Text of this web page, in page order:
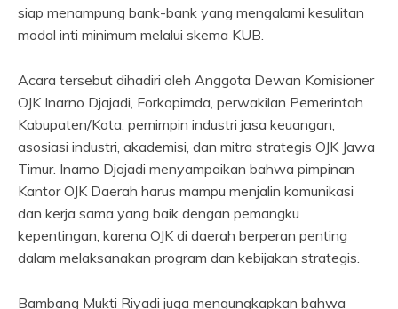
siap menampung bank-bank yang mengalami kesulitan
modal inti minimum melalui skema KUB.
Acara tersebut dihadiri oleh Anggota Dewan Komisioner
OJK Inarno Djajadi, Forkopimda, perwakilan Pemerintah
Kabupaten/Kota, pemimpin industri jasa keuangan,
asosiasi industri, akademisi, dan mitra strategis OJK Jawa
Timur. Inarno Djajadi menyampaikan bahwa pimpinan
Kantor OJK Daerah harus mampu menjalin komunikasi
dan kerja sama yang baik dengan pemangku
kepentingan, karena OJK di daerah berperan penting
dalam melaksanakan program dan kebijakan strategis.
Bambang Mukti Riyadi juga mengungkapkan bahwa